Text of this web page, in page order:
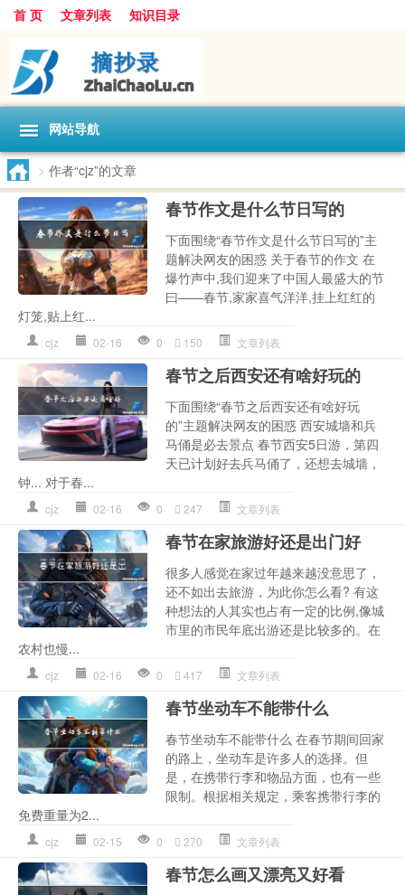
首 页 文章列表 知识目录
网站导航
> 作者“cjz”的文章
春节作文是什么节日写的
下面围绕“春节作文是什么节日写的”主
题解决网友的困惑 关于春节的作文 在
爆竹声中,我们迎来了中国人最盛大的节
曰——春节,家家喜气洋洋,挂上红红的
灯笼,贴上红...
cjz 02-16 0 150 文章列表
春节之后西安还有啥好玩的
下面围绕“春节之后西安还有啥好玩
的”主题解决网友的困惑 西安城墙和兵
马俑是必去景点 春节西安5日游，第四
天已计划好去兵马俑了，还想去城墙，
钟... 对于春...
cjz 02-16 0 247 文章列表
春节在家旅游好还是出门好
很多人感觉在家过年越来越没意思了，
还不如出去旅游，为此你怎么看? 有这
种想法的人其实也占有一定的比例,像城
市里的市民年底出游还是比较多的。在
农村也慢...
cjz 02-16 0 417 文章列表
春节坐动车不能带什么
春节坐动车不能带什么 在春节期间回家
的路上，坐动车是许多人的选择。但
是，在携带行李和物品方面，也有一些
限制。根据相关规定，乘客携带行李的
免费重量为2...
cjz 02-15 0 270 文章列表
春节怎么画又漂亮又好看